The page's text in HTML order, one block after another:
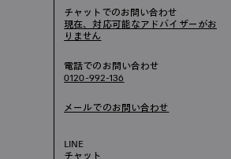
チャットでのお問い合わせ
現在、対応可能なアドバイザーがお
りません
電話でのお問い合わせ
0120-992-136
メールでのお問い合わせ
LINE
チャット